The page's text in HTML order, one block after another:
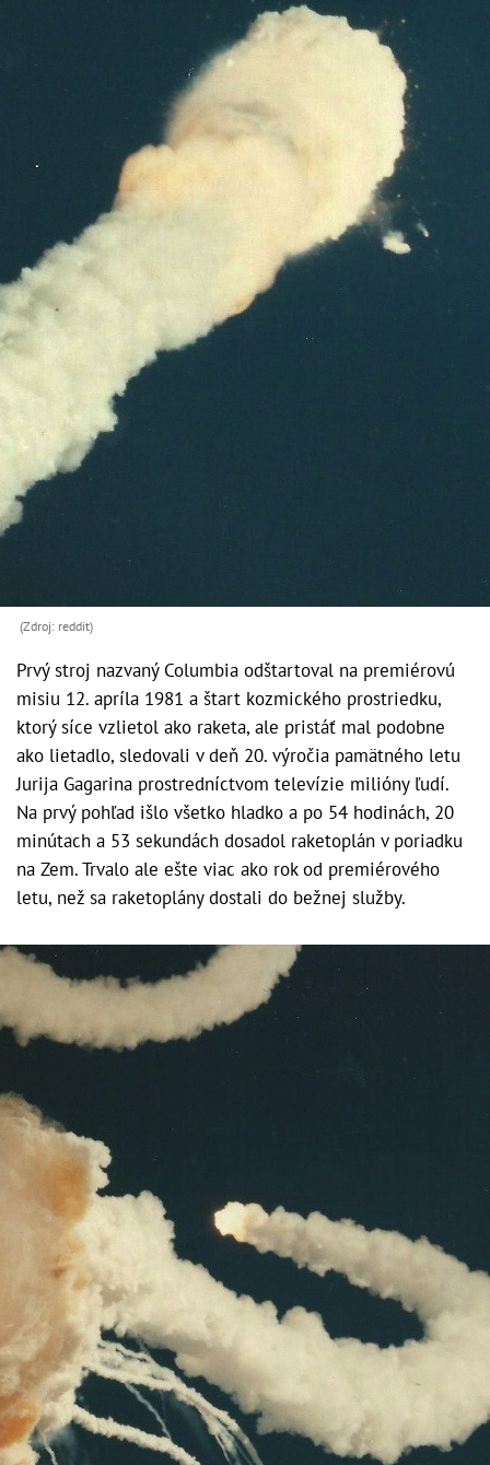
(Zdroj: reddit)
Prvý stroj nazvaný Columbia odštartoval na premiérovú
misiu 12. apríla 1981 a štart kozmického prostriedku,
ktorý síce vzlietol ako raketa, ale pristáť mal podobne
ako lietadlo, sledovali v deň 20. výročia pamätného letu
Jurija Gagarina prostredníctvom televízie milióny ľudí.
Na prvý pohľad išlo všetko hladko a po 54 hodinách, 20
minútach a 53 sekundách dosadol raketoplán v poriadku
na Zem. Trvalo ale ešte viac ako rok od premiérového
letu, než sa raketoplány dostali do bežnej služby.